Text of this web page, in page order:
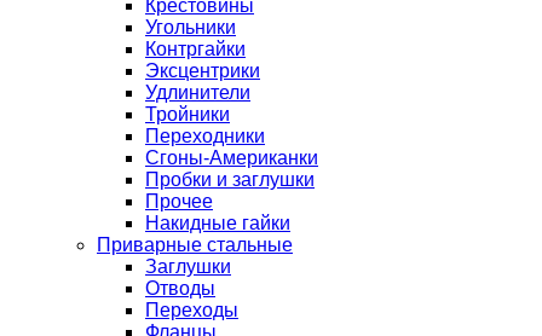
Крестовины
Угольники
Контргайки
Эксцентрики
Удлинители
Тройники
Переходники
Сгоны-Американки
Пробки и заглушки
Прочее
Накидные гайки
Приварные стальные
Заглушки
Отводы
Переходы
Фланцы